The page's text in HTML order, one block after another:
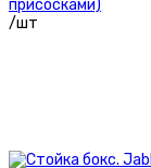
присосками)
/шт